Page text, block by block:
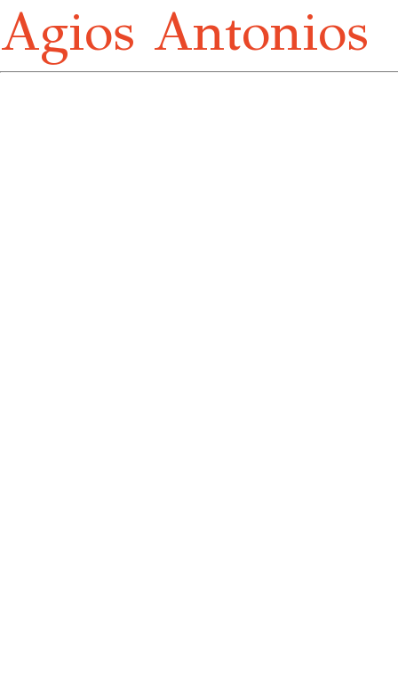
Agios Antonios